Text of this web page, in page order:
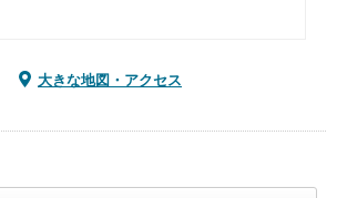
大きな地図・アクセス